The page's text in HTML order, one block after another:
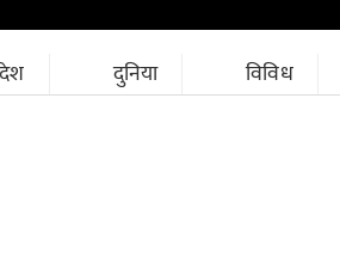
देश दुनिया विविध